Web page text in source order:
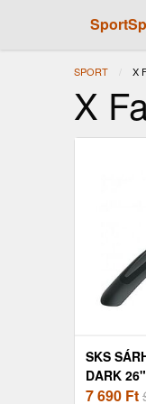
SPORT X
X
SKS
DARK
7 690 Ft